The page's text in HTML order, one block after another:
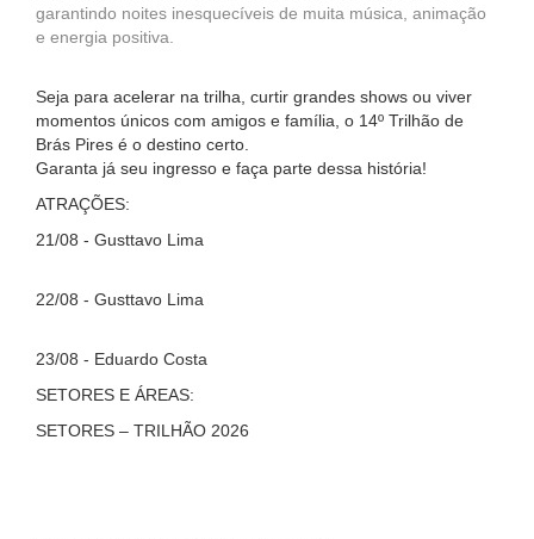
garantindo noites inesquecíveis de muita música, animação
e energia positiva.
Seja para acelerar na trilha, curtir grandes shows ou viver
momentos únicos com amigos e família, o 14º Trilhão de
Brás Pires é o destino certo.
Garanta já seu ingresso e faça parte dessa história!
ATRAÇÕES:
21/08 - Gusttavo Lima
22/08 - Gusttavo Lima
23/08 - Eduardo Costa
SETORES E ÁREAS:
SETORES – TRILHÃO 2026